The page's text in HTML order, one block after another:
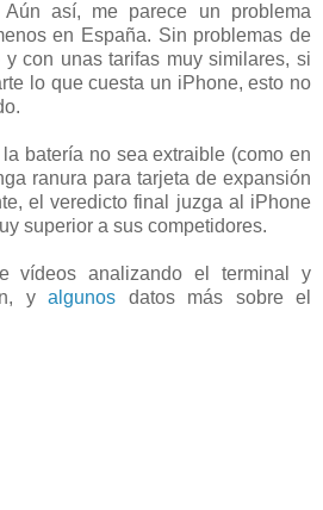
Aún así, me parece un problema
en España. Sin problemas de
con unas tarifas muy similares, si
lo que cuesta un iPhone, esto no
batería no sea extraible (como en
ranura para tarjeta de expansión
el veredicto final juzga al iPhone
superior a sus competidores.
vídeos analizando el terminal y
y algunos datos más sobre el